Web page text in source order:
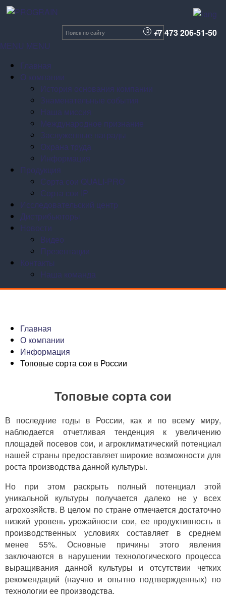
+7 473 206-51-50
MENU MENU
Главная
О компании
История основания компании
Знаменательные события
Наша миссия
Международное признание
Заслуженные награды
Охрана труда
Информация
Продукция
Сорта сои QUALI-PRO
Сорта сои IP
Исследовательский центр
Дистрибьюторы
Новости
Видео
Презентации
Контакты
Наша команда
Главная
О компании
Информация
Топовые сорта сои в России
Топовые сорта сои
В последние годы в России, как и по всему миру,
наблюдается отчетливая тенденция к увеличению
площадей посевов сои, и агроклиматический потенциал
нашей страны предоставляет широкие возможности для
роста производства данной культуры.
Но при этом раскрыть полный потенциал этой
уникальной культуры получается далеко не у всех
агрохозяйств. В целом по стране отмечается достаточно
низкий уровень урожайности сои, ее продуктивность в
производственных условиях составляет в среднем
менее 55%. Основные причины этого явления
заключаются в нарушении технологического процесса
выращивания данной культуры и отсутствии четких
рекомендаций (научно и опытно подтвержденных) по
технологии ее производства.
Отправить